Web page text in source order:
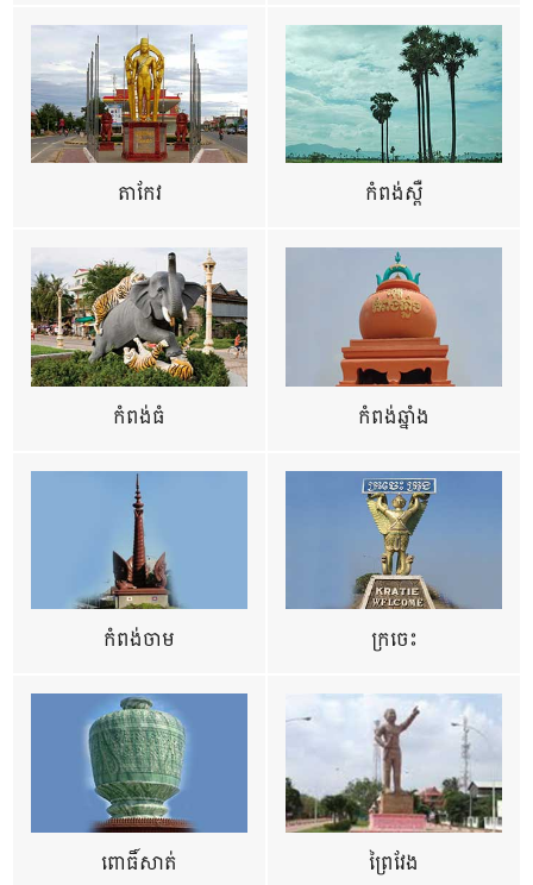
តាកែវ កំពង់ស្ពឺ
កំពង់ធំ កំពង់ឆ្នាំង
កំពង់ចាម ក្រចេះ
ពោធិ៍សាត់ ព្រៃវែង